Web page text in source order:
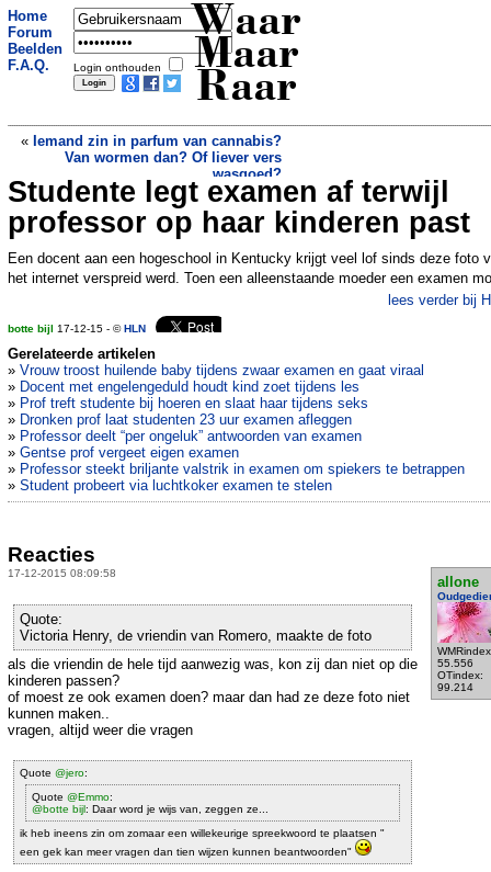
Home
Forum
Beelden
F.A.Q.
Login onthouden
Waar
Maar
Raar
« Iemand zin in parfum van cannabis?
Van wormen dan? Of liever vers
wasgoed?
Oorlogsveteranen in de VS krijgen een
nieuwe penis»
Studente legt examen af terwijl
professor op haar kinderen past
Een docent aan een hogeschool in Kentucky krijgt veel lof sinds deze foto
het internet verspreid werd. Toen een alleenstaande moeder een examen mo
lees verder bij
botte bijl 17-12-15 - ©HLN
Gerelateerde artikelen
» Vrouw troost huilende baby tijdens zwaar examen en gaat viraal
» Docent met engelengeduld houdt kind zoet tijdens les
» Prof treft studente bij hoeren en slaat haar tijdens seks
» Dronken prof laat studenten 23 uur examen afleggen
» Professor deelt “per ongeluk” antwoorden van examen
» Gentse prof vergeet eigen examen
» Professor steekt briljante valstrik in examen om spiekers te betrappen
» Student probeert via luchtkoker examen te stelen
Reacties
17-12-2015 08:09:58
allone
55.556
OTindex:
99.214
Quote:
Victoria Henry, de vriendin van Romero, maakte de foto
als die vriendin de hele tijd aanwezig was, kon zij dan niet op die
kinderen passen?
of moest ze ook examen doen? maar dan had ze deze foto niet
kunnen maken..
vragen, altijd weer die vragen
Quote @jero:
Quote @Emmo:
@botte bijl: Daar word je wijs van, zeggen ze...
ik heb ineens zin om zomaar een willekeurige spreekwoord te plaatsen "
een gek kan meer vragen dan tien wijzen kunnen beantwoorden"